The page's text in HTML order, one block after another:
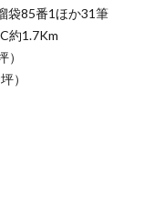
85番1ほか31筆
1.7Km
）